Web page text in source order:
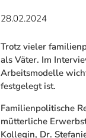
28.02.2024
Trotz vieler
als Väter. Im
Arbeitsmodelle
festgelegt ist.
Familienpolitische
mütterliche
Kollegin, Dr.